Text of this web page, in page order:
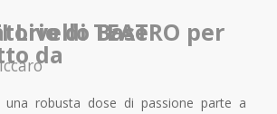
per ADULTI Livello Base
da
una robusta dose di passione parte a